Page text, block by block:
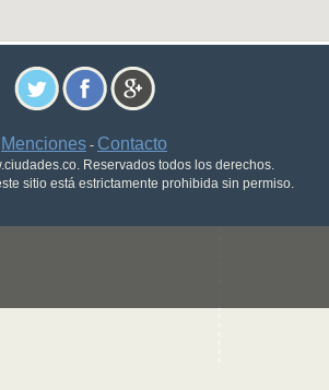
Menciones - Contacto
Reservados todos los derechos.
sitio está estrictamente prohibida sin permiso.